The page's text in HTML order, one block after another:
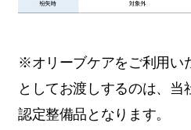
※オリーブケアをご利用い
としてお渡しするのは、当
認定整備品となります。